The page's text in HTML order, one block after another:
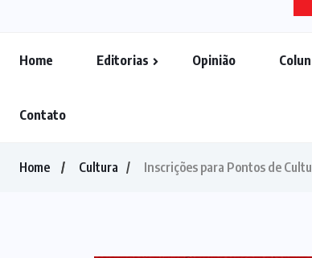
Home Editorias Opinião
Contato
Home Cultura Inscrições para Pontos de